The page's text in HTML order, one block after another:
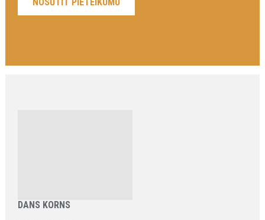
DANS KORNS